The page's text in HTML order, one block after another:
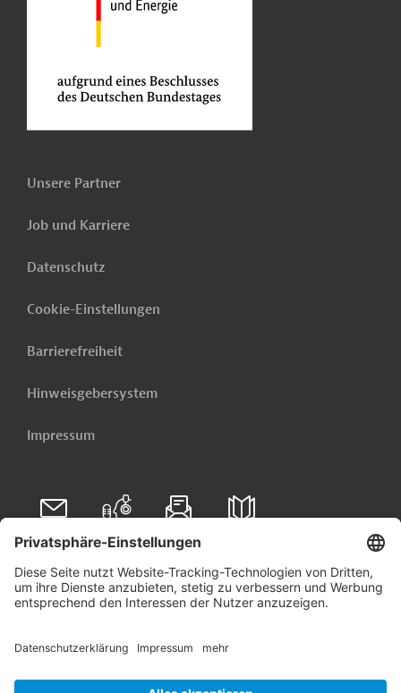
Unsere Partner
Job und Karriere
Datenschutz
Cookie-Einstellungen
Barrierefreiheit
Hinweisgebersystem
Impressum
Folgen Sie uns auf
Linkedin